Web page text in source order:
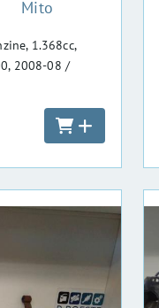
Mito
1.368cc,
2008-08 /